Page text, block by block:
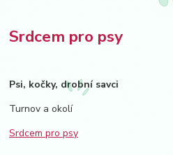
Srdcem pro psy
Psi, kočky, drobní savci
Turnov a okolí
Srdcem pro psy